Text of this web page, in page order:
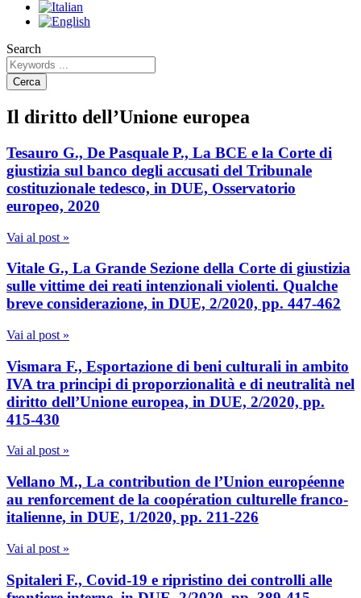
Search
Cerca
Il diritto dell’Unione europea
Tesauro G., De Pasquale P., La BCE e la Corte di
giustizia sul banco degli accusati del Tribunale
costituzionale tedesco, in DUE, Osservatorio
europeo, 2020
Vai al post »
Vitale G., La Grande Sezione della Corte di giustizia
sulle vittime dei reati intenzionali violenti. Qualche
breve considerazione, in DUE, 2/2020, pp. 447-462
Vai al post »
Vismara F., Esportazione di beni culturali in ambito
IVA tra principi di proporzionalità e di neutralità nel
diritto dell’Unione europea, in DUE, 2/2020, pp.
415-430
Vai al post »
Vellano M., La contribution de l’Union européenne
au renforcement de la coopération culturelle franco-
italienne, in DUE, 1/2020, pp. 211-226
Vai al post »
Spitaleri F., Covid-19 e ripristino dei controlli alle